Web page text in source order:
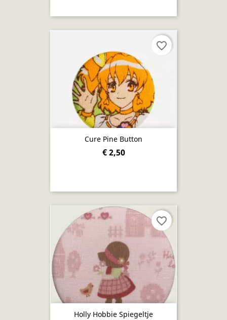
Cure Pine Button
€ 2,50
favorite_border
Holly Hobbie Spiegeltje
favorite_border